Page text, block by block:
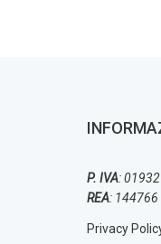
P. IVA:
REA: 144766
Privacy